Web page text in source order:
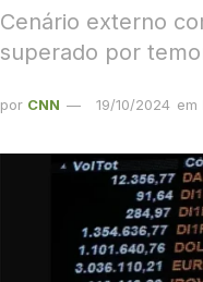
Cenário externo
superado por
por CNN 19/10/2024 em